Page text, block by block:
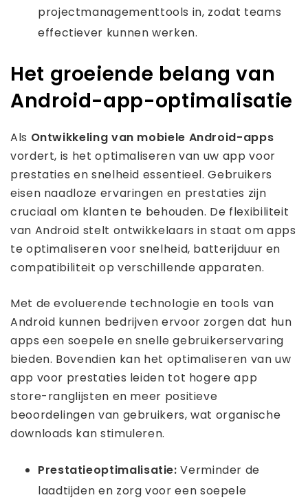
projectmanagementtools in, zodat teams
effectiever kunnen werken.
Het groeiende belang van
Android-app-optimalisatie
Als Ontwikkeling van mobiele Android-apps
vordert, is het optimaliseren van uw app voor
prestaties en snelheid essentieel. Gebruikers
eisen naadloze ervaringen en prestaties zijn
cruciaal om klanten te behouden. De flexibiliteit
van Android stelt ontwikkelaars in staat om apps
te optimaliseren voor snelheid, batterijduur en
compatibiliteit op verschillende apparaten.
Met de evoluerende technologie en tools van
Android kunnen bedrijven ervoor zorgen dat hun
apps een soepele en snelle gebruikerservaring
bieden. Bovendien kan het optimaliseren van uw
app voor prestaties leiden tot hogere app
store-ranglijsten en meer positieve
beoordelingen van gebruikers, wat organische
downloads kan stimuleren.
Prestatieoptimalisatie:Verminder de
laadtijden en zorg voor een soepele